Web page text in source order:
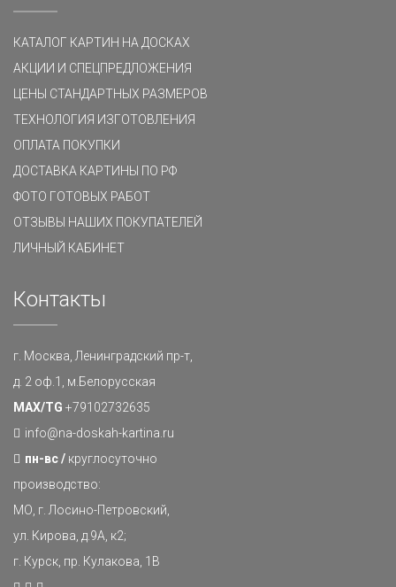
КАТАЛОГ КАРТИН НА ДОСКАХ
АКЦИИ И СПЕЦПРЕДЛОЖЕНИЯ
ЦЕНЫ СТАНДАРТНЫХ РАЗМЕРОВ
ТЕХНОЛОГИЯ ИЗГОТОВЛЕНИЯ
ОПЛАТА ПОКУПКИ
ДОСТАВКА КАРТИНЫ ПО РФ
ФОТО ГОТОВЫХ РАБОТ
ОТЗЫВЫ НАШИХ ПОКУПАТЕЛЕЙ
ЛИЧНЫЙ КАБИНЕТ
Контакты
г. Москва, Ленинградский пр-т,
д. 2 оф.1, м.Белорусская
MAX/TG +79102732635
info@na-doskah-kartina.ru
пн-вс / круглосуточно
производство:
МО, г. Лосино-Петровский,
ул. Кирова, д.9А, к2;
г. Курск, пр. Кулакова, 1В